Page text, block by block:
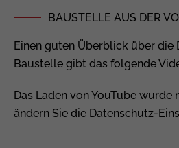
Have any questions?
Drop us a line
About us
BAUSTELLE AUS DER
Einen guten Überblick über die
Baustelle gibt das folgende
Das Laden von YouTube
ändern Sie die Datenschutz-